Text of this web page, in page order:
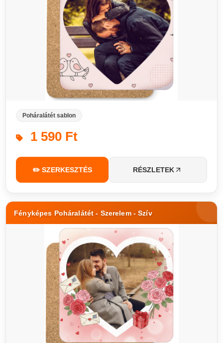
Poháralátét sablon
1 590 Ft
✏️ SZERKESZTÉS RÉSZLETEK
Fényképes Poháralátét - Szerelem - Szív